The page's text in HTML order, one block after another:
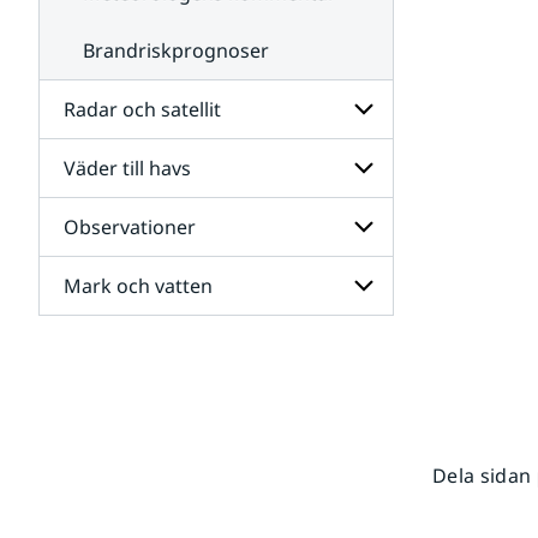
Brandriskprognoser
Radar och satellit
Undersidor
för
Radar
och
satellit
Väder till havs
Undersidor
för
Väder
till
havs
Observationer
Undersidor
för
Mark och vatten
Dela sidan